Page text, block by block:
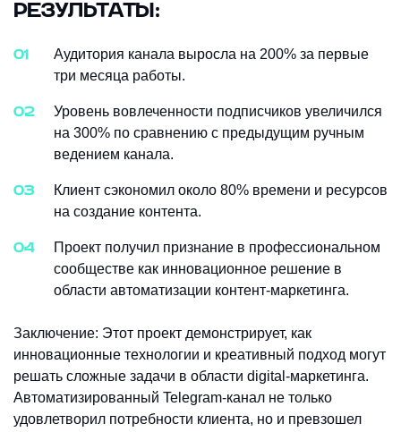
РЕЗУЛЬТАТЫ:
Аудитория канала выросла на 200% за первые
три месяца работы.
Уровень вовлеченности подписчиков увеличился
на 300% по сравнению с предыдущим ручным
ведением канала.
Клиент сэкономил около 80% времени и ресурсов
на создание контента.
Проект получил признание в профессиональном
сообществе как инновационное решение в
области автоматизации контент-маркетинга.
Заключение: Этот проект демонстрирует, как
инновационные технологии и креативный подход могут
решать сложные задачи в области digital-маркетинга.
Автоматизированный Telegram-канал не только
удовлетворил потребности клиента, но и превзошел